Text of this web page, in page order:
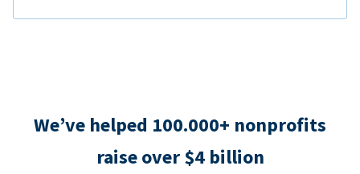
We’ve helped 100.000+ nonprofits
raise over $4 billion